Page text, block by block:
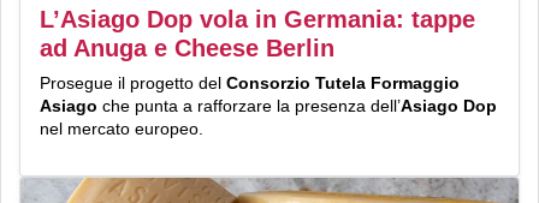
L’Asiago Dop vola in Germania: tappe
ad Anuga e Cheese Berlin
Prosegue il progetto del Consorzio Tutela Formaggio
Asiago che punta a rafforzare la presenza dell’Asiago Dop
nel mercato europeo.